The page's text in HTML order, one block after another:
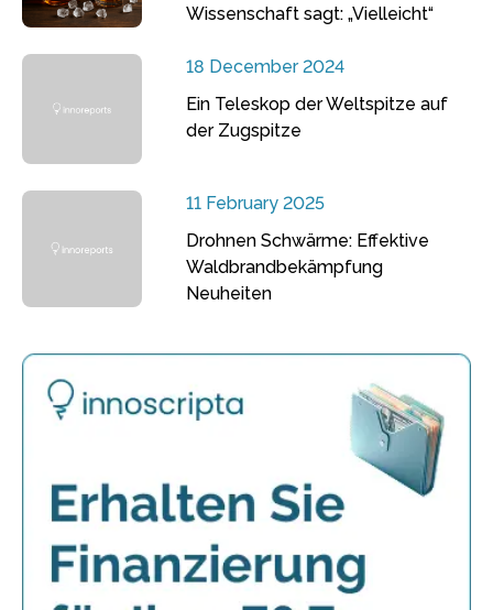
Wissenschaft sagt: „Vielleicht“
18 December 2024
Ein Teleskop der Weltspitze auf
der Zugspitze
11 February 2025
Drohnen Schwärme: Effektive
Waldbrandbekämpfung
Neuheiten